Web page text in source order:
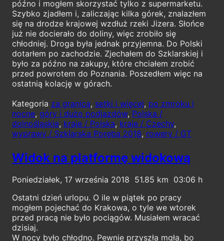
późno i mogłem skorzystać tylko z supermarketu.
Szybko zjadłem i, zaliczając kilka górek, znalazłem
się na drodze krajowej wzdłuż rzeki Jizera. Słońce
już nie docierało do doliny, więc zrobiło się
chłodniej. Droga była jednak przyjemna. Do Polski
dotarłem po zachodzie. Zjechałem do Szklarskiej i
było za późno na zakupy, które chciałem zrobić
przed powrotem do Poznania. Poszedłem więc na
ostatnią kolację w górach.
Kategoria za granicą, setki i więcej, po zmroku i
nocne, góry i dużo podjazdów, Polska /
dolnośląskie, kraje / Polska, kraje / Czechy,
wyprawy / Szklarska Poręba 2018, rowery / GT
Widok na platformę widokową
Poniedziałek, 17 września 2018 51.85
03:06
Ostatni dzień urlopu. O ile w piątek po pracy
mogłem pojechać do Krakowa, o tyle we wtorek
przed pracą nie było pociągów. Musiałem wracać
dzisiaj.
W nocy było chłodno. Pewnie przyszła mgła, bo